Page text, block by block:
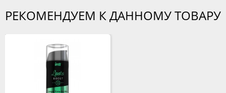
РЕКОМЕНДУЕМ К ДАННОМУ ТОВАРУ